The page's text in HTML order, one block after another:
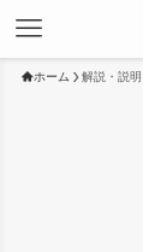
ホーム 解説・説明